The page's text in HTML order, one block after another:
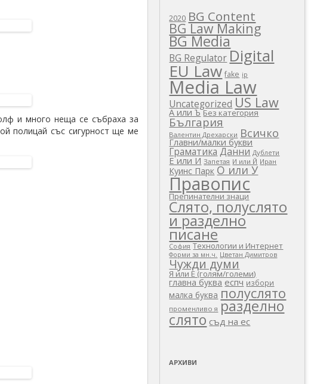
и много неща се събраха за
полицай със сигурност ще ме
2020 BG Content
BG Law Making
BG Media
BG Regulator Digital
EU Law fake ip
Media Law
Uncategorized US Law
А или Ъ Без категория
България
Валентин Дрехарски Всичко
Главни/малки букви
Граматика Данни Дублети
Е или И Запетая И или Й Иран
Куинс Парк О или У
Правопис
Препинателни знаци
Слято, полуслято
и разделно
писане
София Технологии и Интернет
Форми за мн.ч. Цветан Димитров
Чужди думи
Я или Е (голям/големи)
главна буква еспч избори
малка буква полуслято
променливо я разделно
слято съд на ес
АРХИВИ